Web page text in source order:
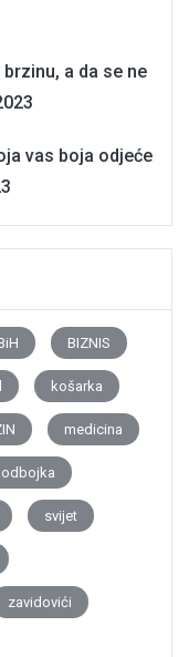
a da se ne
vas boja odjeće
BIZNIS
košarka
medicina
odbojka
svijet
zavidovići